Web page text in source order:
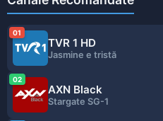
01
TVR 1 HD
Jasmine e tristă
02
AXN Black
Stargate SG-1